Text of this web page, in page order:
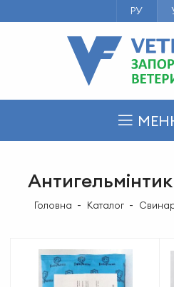
РУ
Головна Каталог